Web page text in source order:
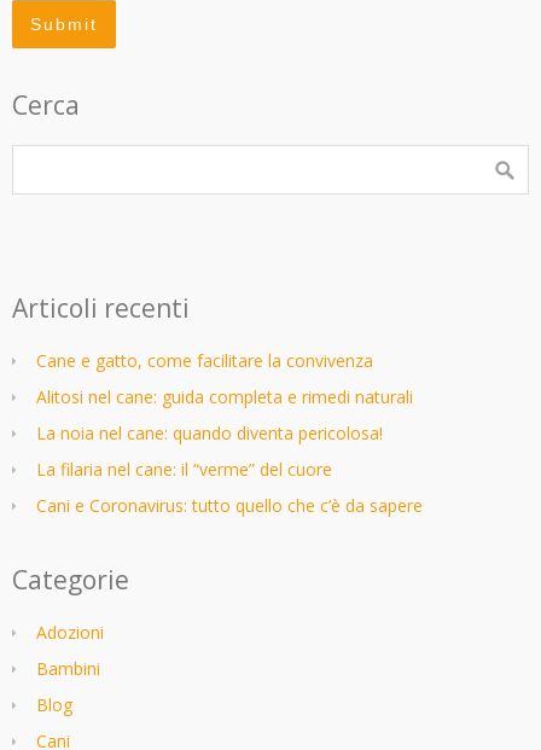
Cerca
Articoli recenti
Cane e gatto, come facilitare la convivenza
Alitosi nel cane: guida completa e rimedi naturali
La noia nel cane: quando diventa pericolosa!
La filaria nel cane: il “verme” del cuore
Cani e Coronavirus: tutto quello che c’è da sapere
Categorie
Adozioni
Bambini
Blog
Cani